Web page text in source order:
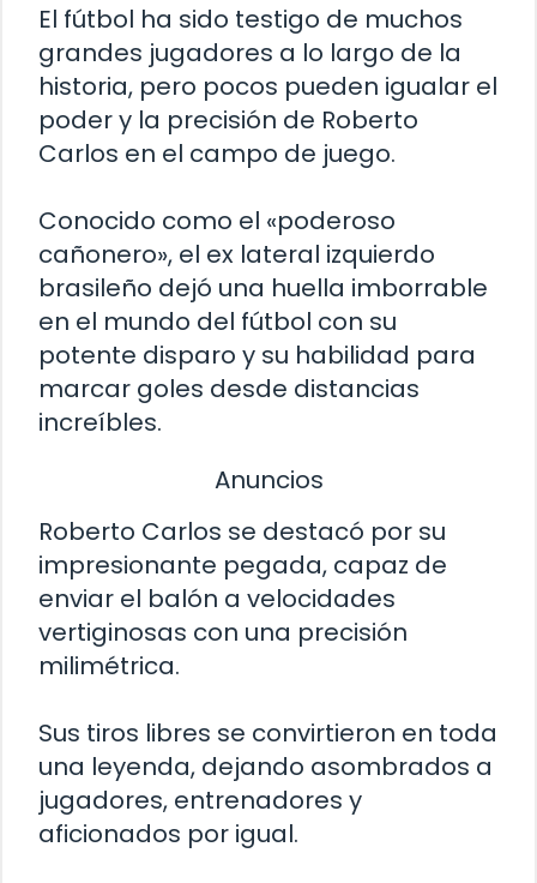
El fútbol ha sido testigo de muchos
grandes jugadores a lo largo de la
historia, pero pocos pueden igualar el
poder y la precisión de Roberto
Carlos en el campo de juego.
Conocido como el «poderoso
cañonero», el ex lateral izquierdo
brasileño dejó una huella imborrable
en el mundo del fútbol con su
potente disparo y su habilidad para
marcar goles desde distancias
increíbles.
Anuncios
Roberto Carlos se destacó por su
impresionante pegada, capaz de
enviar el balón a velocidades
vertiginosas con una precisión
milimétrica.
Sus tiros libres se convirtieron en toda
una leyenda, dejando asombrados a
jugadores, entrenadores y
aficionados por igual.